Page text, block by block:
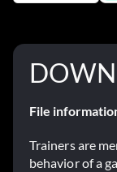
File
Trainers are
behavior of a